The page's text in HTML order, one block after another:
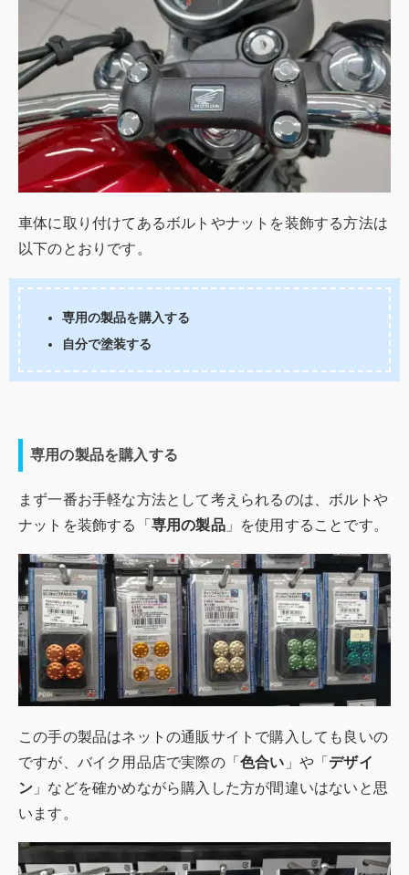
車体に取り付けてあるボルトやナットを装飾する方法は
以下のとおりです。
専用の製品を購入する
自分で塗装する
専用の製品を購入する
まず一番お手軽な方法として考えられるのは、ボルトや
ナットを装飾する「 専用の製品」を使用することです。
この手の製品はネットの通販サイトで購入しても良いの
ですが、バイク用品店で実際の「 色合い 」や「 デザイ
ン 」などを確かめながら購入した方が間違いはないと思
います。